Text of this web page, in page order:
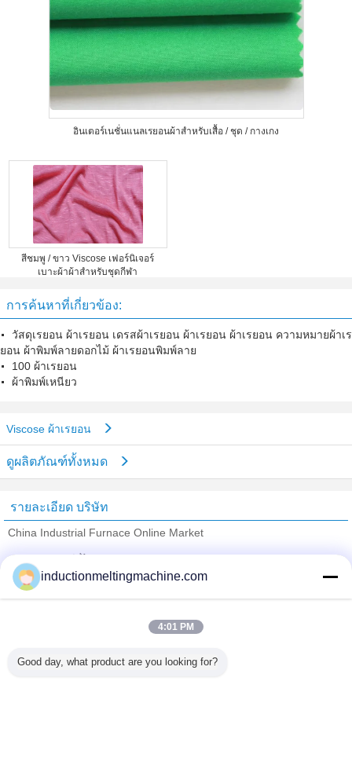
อินเตอร์เนชั่นแนลเรยอนผ้าสำหรับเสื้อ / ชุด / กางเกง
สีชมพู / ขาว Viscose เฟอร์นิเจอร์
เบาะผ้าผ้าสำหรับชุดกีฬา
การค้นหาที่เกี่ยวข้อง:
วัสดุเรยอน ผ้าเรยอน เดรสผ้าเรยอน ผ้าเรยอน ผ้าเรยอน ความหมายผ้าเร
ยอน ผ้าพิมพ์ลายดอกไม้ ผ้าเรยอนพิมพ์ลาย
100 ผ้าเรยอน
ผ้าพิมพ์เหนียว
Viscose ผ้าเรยอน
ดูผลิตภัณฑ์ทั้งหมด
รายละเอียด บริษัท
China Industrial Furnace Online Market
Trust Seal
Verified Suplier
ผลิตภัณฑ์ทั้งหมด
inductionmeltingmachine.com
4:01 PM
Good day, what product are you looking for?